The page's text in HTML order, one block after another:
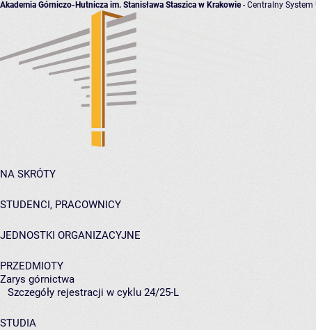
Akademia Górniczo-Hutnicza im. Stanisława Staszica w Krakowie- Centralny System
NA SKRÓTY
STUDENCI, PRACOWNICY
JEDNOSTKI ORGANIZACYJNE
PRZEDMIOTY
Zarys górnictwa
Szczegóły rejestracji w cyklu 24/25-L
STUDIA